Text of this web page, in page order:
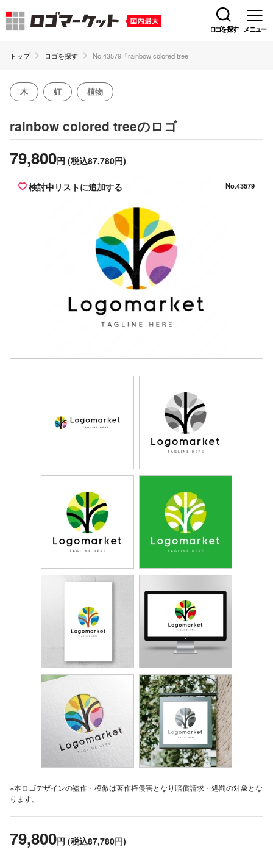
ロゴを探す メニュー
トップ ロゴを探す No.43579「rainbow colored tree」
木 虹 植物
rainbow colored treeのロゴ
79,800円 (税込87,780円)
検討中リストに追加する No.43579
※本ロゴデザインの盗作・模倣は著作権侵害となり賠償請求・処罰の対象とな
ります。
79,800円 (税込87,780円)